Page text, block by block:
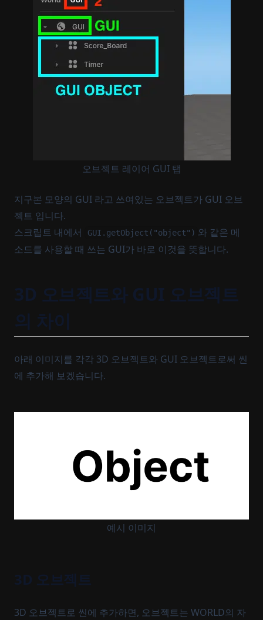
오브젝트 레이어 GUI 탭
지구본 모양의 GUI 라고 쓰여있는 오브젝트가 GUI 오브
젝트 입니다.
스크립트 내에서
GUI.getObject("object") 와 같은 메
소드를 사용할 때 쓰는 GUI가 바로 이것을 뜻합니다.
3D 오브젝트와 GUI 오브젝트
의 차이
아래 이미지를 각각 3D 오브젝트와 GUI 오브젝트로써 씬
에 추가해 보겠습니다.
예시 이미지
3D 오브젝트
3D 오브젝트로 씬에 추가하면, 오브젝트는 WORLD의 자